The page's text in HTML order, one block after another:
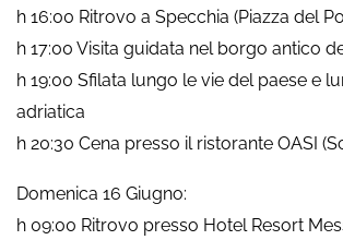
h 16:00 Ritrovo a Specchia (Piazza del
h 17:00 Visita guidata nel borgo antico
h 19:00 Sfilata lungo le vie del paese e
adriatica
h 20:30 Cena presso il ristorante OASI
Domenica 16 Giugno:
h 09:00 Ritrovo presso Hotel Resort